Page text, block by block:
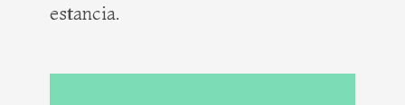
estancia.